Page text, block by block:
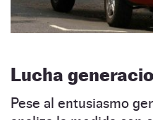
Lucha
Pese al entusiasmo